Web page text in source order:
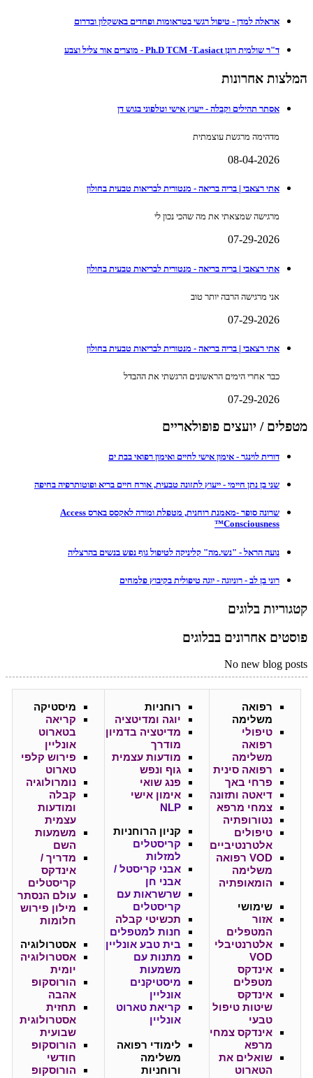
אראלה למדן - טיפול רגשי בטראומות ופחדים באשקלון ובדרום
ד"ר שולמית רונן Ph.D TCM -T.asiact - מוצרים אור צליל וצבע
המלצות אחרונות
אסתר תהילים וקבלה - ייעוץ אישי וטלפוני בגוש דן
מדהימה מרגשת עוצמתית
08-04-2026
אתי רצאבי | בריה בריאה - מנטורית לבריאות טבעית בחולון
מרגישה שמצאתי את מה שהכי נכון לי
07-29-2026
אתי רצאבי | בריה בריאה - מנטורית לבריאות טבעית בחולון
אני מרגישה הרבה יותר טוב
07-29-2026
אתי רצאבי | בריה בריאה - מנטורית לבריאות טבעית בחולון
כבר אחרי הימים הראשונים הרגשתי את ההבדל
07-29-2026
מטפלים / יועצים פופולאריים
דורית לוינגר - אימון אישי לחיים ואימון רפואי בבת ים
שני בן נתן חיימי - ייעוץ לתזונה טבעית, אורח חיים בריא ופוטותרפיה בחיפה
שרונה סופר -מאמנת רוחנית, מטפלת ומורה לאקסס בארס Access
Consciousness™
נועה הראל - "נשי.מה" קליניקה לטיפול גוף נפש בנשים בהרצליה
רוני בן לב - רוניוגה - יוגה טיפולית בקיבוץ פלמחים
קטגוריות בלוגים
פוסטים אחרונים בבלוגים
No new blog posts
רפואה
משלימה
טיפולי
רפואה
משלימה
רפואה סינית
פרחי באך
דיאטה ותזונה
צמחי מרפא
נטורופתיה
טיפולים
אלטרנטיביים
VOD רפואה
משלימה
הומאופתיה
שימושי
אזור
המטפלים
אלטרנטיבלי
VOD
אינדקס
מטפלים
אינדקס
שיטות טיפול
טבעי
אינדקס צמחי
מרפא
שואלים את
הטארוט
רוחניות
יוגה ומדיטציה
מדיטציה בדמיון
מודרך
מודעות עצמית
גוף ונפש
פנג שואי
אימון אישי
NLP
קניון הרוחניות
קריסטלים
למזלות
אבני קריסטל /
אבני חן
שרשראות עם
קריסטלים
תכשיטי קבלה
חנות למטפלים
בית טבע אונליין
מתנות עם
משמעות
מיסטיקנים
אונליין
קריאת טארוט
אונליין
לימודי רפואה
משלימה
ורוחניות
מיסטיקה
קריאה
בטארוט
אונליין
פירוש קלפי
טארוט
נומרולוגיה
קבלה
ומודעות
עצמית
משמעות
השם
מדריך /
אינדקס
קריסטלים
עולם הנסתר
מילון פירוש
חלומות
אסטרולוגיה
אסטרולוגיה
יומית
הורוסקופ
אהבה
תחזית
אסטרולוגית
שבועית
הורוסקופ
חודשי
הורוסקופ